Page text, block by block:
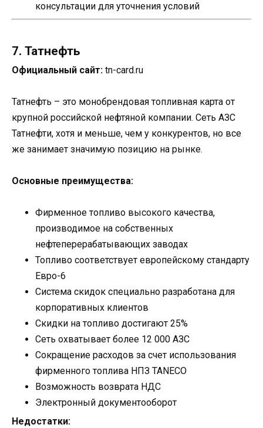
консультации для уточнения условий
7. Татнефть
Официальный сайт: tn-card.ru
Татнефть – это монобрендовая топливная карта от
крупной российской нефтяной компании. Сеть АЗС
Татнефти, хотя и меньше, чем у конкурентов, но все
же занимает значимую позицию на рынке.
Основные преимущества:
Фирменное топливо высокого качества,
производимое на собственных
нефтеперерабатывающих заводах
Топливо соответствует европейскому стандарту
Евро-6
Система скидок специально разработана для
корпоративных клиентов
Скидки на топливо достигают 25%
Сеть охватывает более 12 000 АЗС
Сокращение расходов за счет использования
фирменного топлива НПЗ TANECO
Возможность возврата НДС
Электронный документооборот
Недостатки: